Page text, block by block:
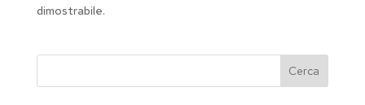
dimostrabile.
Cerca